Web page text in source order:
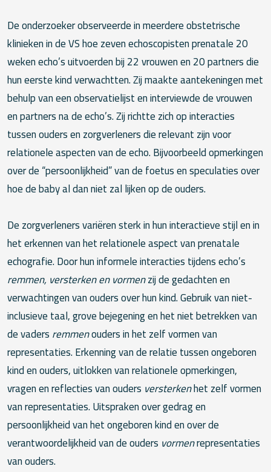
De onderzoeker observeerde in meerdere obstetrische
klinieken in de VS hoe zeven echoscopisten prenatale 20
weken echo’s uitvoerden bij 22 vrouwen en 20 partners die
hun eerste kind verwachtten. Zij maakte aantekeningen met
behulp van een observatielijst en interviewde de vrouwen
en partners na de echo’s. Zij richtte zich op interacties
tussen ouders en zorgverleners die relevant zijn voor
relationele aspecten van de echo. Bijvoorbeeld opmerkingen
over de “persoonlijkheid” van de foetus en speculaties over
hoe de baby al dan niet zal lijken op de ouders.
De zorgverleners variëren sterk in hun interactieve stijl en in
het erkennen van het relationele aspect van prenatale
echografie. Door hun informele interacties tijdens echo’s
remmen, versterken en vormenzij de gedachten en
verwachtingen van ouders over hun kind. Gebruik van niet-
inclusieve taal, grove bejegening en het niet betrekken van
de vadersremmenouders in het zelf vormen van
representaties. Erkenning van de relatie tussen ongeboren
kind en ouders, uitlokken van relationele opmerkingen,
vragen en reflecties van ouders versterkenhet zelf vormen
van representaties. Uitspraken over gedrag en
persoonlijkheid van het ongeboren kind en over de
verantwoordelijkheid van de ouders vormenrepresentaties
van ouders.